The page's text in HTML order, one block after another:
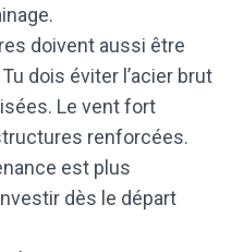
doivent aussi être
Tu dois éviter l’acier brut
Le vent fort
renforcées.
est plus
dès le départ